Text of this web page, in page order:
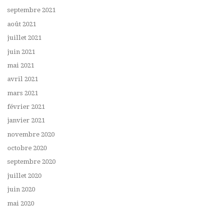
septembre 2021
août 2021
juillet 2021
juin 2021
mai 2021
avril 2021
mars 2021
février 2021
janvier 2021
novembre 2020
octobre 2020
septembre 2020
juillet 2020
juin 2020
mai 2020